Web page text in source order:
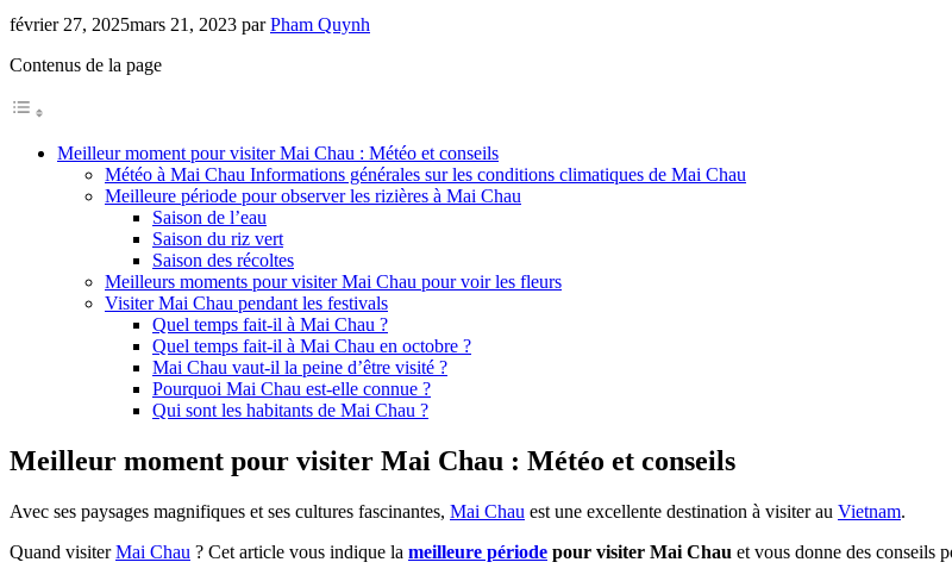
février 27, 2025mars 21, 2023 parPham Quynh
Contenus de la page
Meilleur moment pour visiter Mai Chau : Météo et conseils
Météo à Mai Chau Informations générales sur les conditions climatiques de Mai Chau
Meilleure période pour observer les rizières à Mai Chau
Saison de l’eau
Saison du riz vert
Saison des récoltes
Meilleurs moments pour visiter Mai Chau pour voir les fleurs
Visiter Mai Chau pendant les festivals
Quel temps fait-il à Mai Chau ?
Quel temps fait-il à Mai Chau en octobre ?
Mai Chau vaut-il la peine d’être visité ?
Pourquoi Mai Chau est-elle connue ?
Qui sont les habitants de Mai Chau ?
Meilleur moment pour visiter Mai Chau : Météo et conseils
Avec ses paysages magnifiques et ses cultures fascinantes, Mai Chau est une excellente destination à visiter au Vietnam.
Quand visiterMai Chau ? Cet article vous indique la meilleure période pour visiter Mai Chau et vous donne des conseils